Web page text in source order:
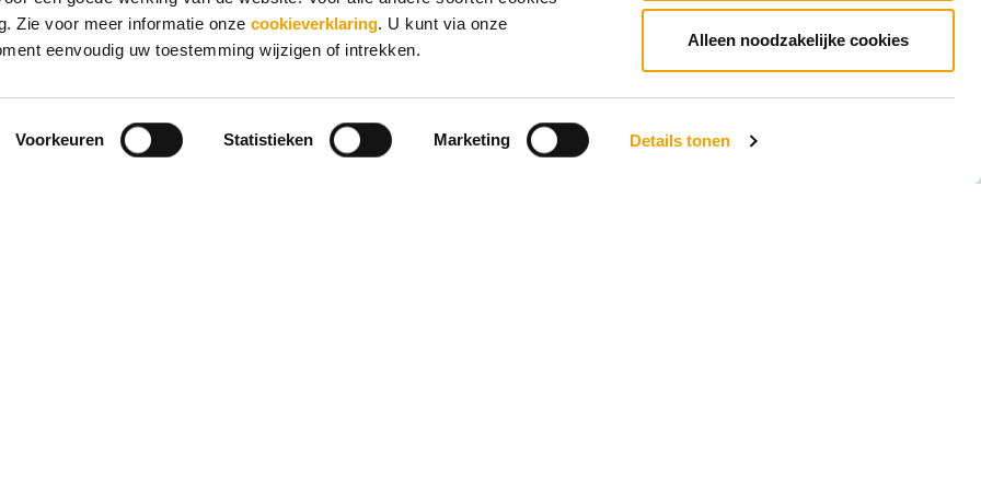
Zie voor meer informatie onzecookieverklaring. U kunt via onze
eenvoudig uw toestemming wijzigen of intrekken.
Voorkeuren Statistieken Marketing Details tonen
Alleen noodzakelijke cookies
Hoe behulpzaam vond u deze pagina?
Super
Goed
Gemiddeld
Nietgoed
Slecht